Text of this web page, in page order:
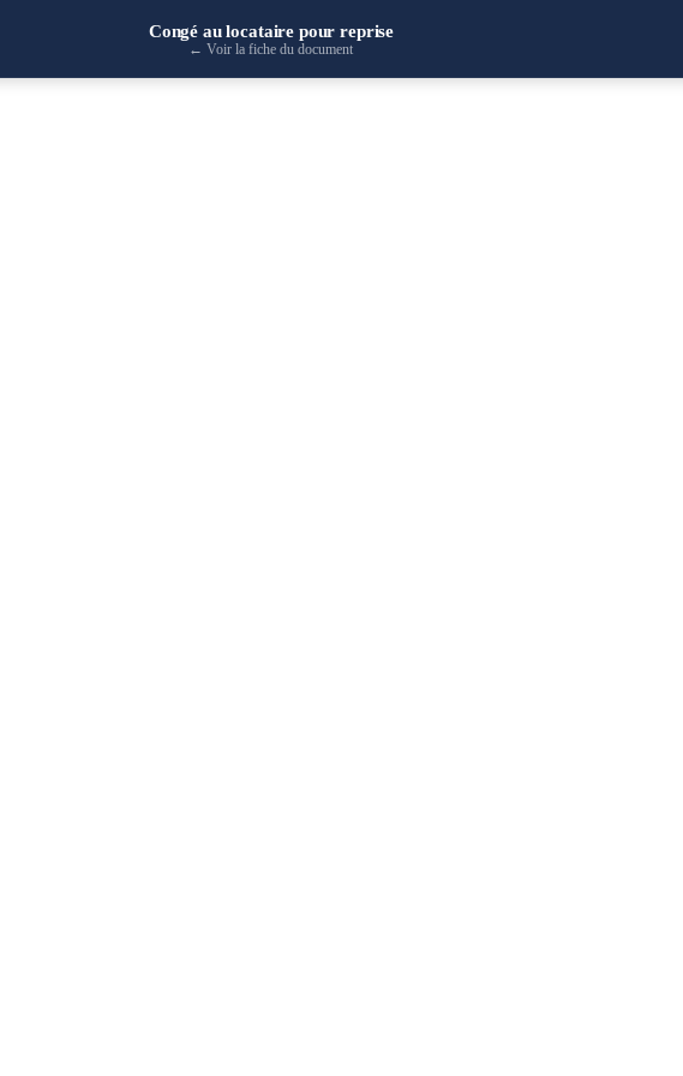
Congé au locataire pour reprise
←Voir la fiche du document